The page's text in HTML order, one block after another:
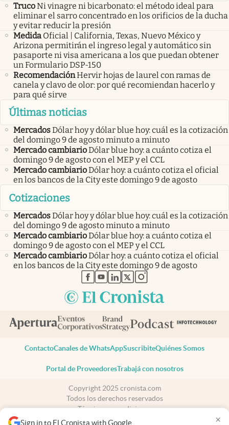
Sign in to El Cronista with Google ×
TrucoNi vinagre ni bicarbonato: el método ideal para
eliminar el sarro concentrado en los orificios de la ducha
y evitar reducir la presión
Medida Oficial | California, Texas, Nuevo México y
Arizona permitirán el ingreso legal y automático sin
pasaporte ni visa americana a los que puedan obtener
un Formulario DSP-150
RecomendaciónHervir hojas de laurel con ramas de
canela y clavo de olor: por qué recomiendan hacerlo y
para qué sirve
Últimas noticias
MercadosDólar hoy y dólar blue hoy: cuál es la cotización
del domingo 9 de agosto minuto a minuto
Mercado cambiarioDólar blue hoy: a cuánto cotiza el
domingo 9 de agosto con el MEP y el CCL
Mercado cambiarioDólar hoy: a cuánto cotiza el oficial
en los bancos de la City este domingo 9 de agosto
Cotizaciones
MercadosDólar hoy y dólar blue hoy: cuál es la cotización
del domingo 9 de agosto minuto a minuto
Mercado cambiarioDólar blue hoy: a cuánto cotiza el
domingo 9 de agosto con el MEP y el CCL
Mercado cambiarioDólar hoy: a cuánto cotiza el oficial
en los bancos de la City este domingo 9 de agosto
abre en nueva pestaña
abre en nueva pestaña
abre en nueva pestaña
abre en nueva pestaña
abre en nueva pestaña
ContactoCanales de WhatsAppSuscribiteQuiénes Somos
Portal de ProveedoresTrabajá con nosotros
Copyright 2025 cronista.com
Todos los derechos reservados
Términos y condiciones
Privacidad